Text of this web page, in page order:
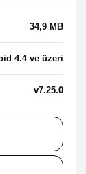
34,9 MB
4.4 ve üzeri
v7.25.0